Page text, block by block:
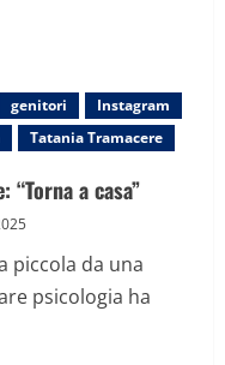
genitori
Instagram
Tatania Tramacere
“Torna a casa”
piccola da una
psicologia ha